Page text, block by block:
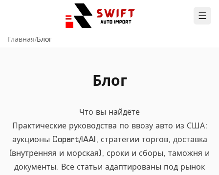
Главная/Блог
Блог
Что вы найдёте
Практические руководства по ввозу авто из США:
аукционы Copart/IAAI, стратегии торгов, доставка
(внутренняя и морская), сроки и сборы, таможня и
документы. Все статьи адаптированы под рынок